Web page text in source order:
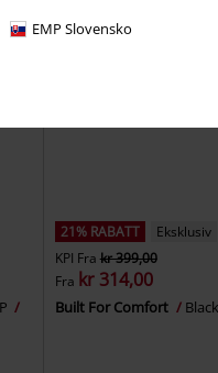
EMP Slovensko
21% RABATT
Eksklusiv
KPI Fra kr 399,00
Fra kr 314,00
Built For Comfort